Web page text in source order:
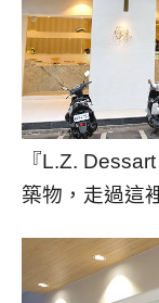
『L.Z.
築物，走過這